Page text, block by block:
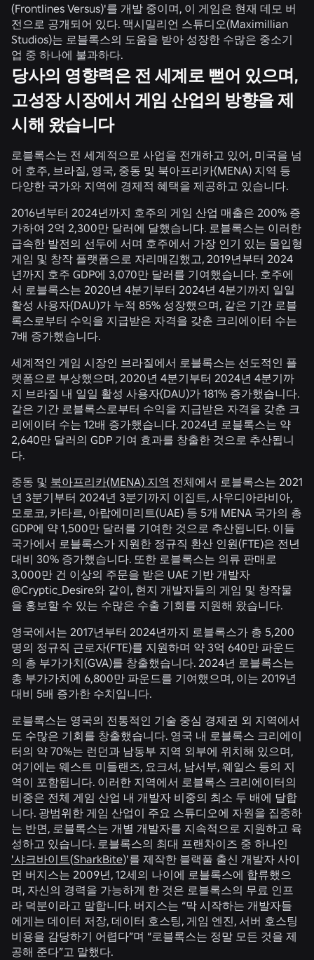
(Frontlines Versus)'를 개발 중이며, 이 게임은 현재 데모 버
전으로 공개되어 있다. 맥시밀리언 스튜디오(Maximillian
Studios)는 로블록스의 도움을 받아 성장한 수많은 중소기
업 중 하나에 불과하다.
당사의 영향력은 전 세계로 뻗어 있으며,
고성장 시장에서 게임 산업의 방향을 제
시해 왔습니다
로블록스는 전 세계적으로 사업을 전개하고 있어, 미국을 넘
어 호주, 브라질, 영국, 중동 및 북아프리카(MENA) 지역 등
다양한 국가와 지역에 경제적 혜택을 제공하고 있습니다.
2016년부터 2024년까지 호주의 게임 산업 매출은 200% 증
가하여 2억 2,300만 달러에 달했습니다. 로블록스는 이러한
급속한 발전의 선두에 서며 호주에서 가장 인기 있는 몰입형
게임 및 창작 플랫폼으로 자리매김했고, 2019년부터 2024
년까지 호주 GDP에 3,070만 달러를 기여했습니다. 호주에
서 로블록스는 2020년 4분기부터 2024년 4분기까지 일일
활성 사용자(DAU)가 누적 85% 성장했으며, 같은 기간 로블
록스로부터 수익을 지급받은 자격을 갖춘 크리에이터 수는
7배 증가했습니다.
세계적인 게임 시장인 브라질에서 로블록스는 선도적인 플
랫폼으로 부상했으며, 2020년 4분기부터 2024년 4분기까
지 브라질 내 일일 활성 사용자(DAU)가 181% 증가했습니다.
같은 기간 로블록스로부터 수익을 지급받은 자격을 갖춘 크
리에이터 수는 12배 증가했습니다. 2024년 로블록스는 약
2,640만 달러의 GDP 기여 효과를 창출한 것으로 추산됩니
다.
중동 및 북아프리카(MENA) 지역 전체에서 로블록스는 2021
년 3분기부터 2024년 3분기까지 이집트, 사우디아라비아,
모로코, 카타르, 아랍에미리트(UAE) 등 5개 MENA 국가의 총
GDP에 약 1,500만 달러를 기여한 것으로 추산됩니다. 이들
국가에서 로블록스가 지원한 정규직 환산 인원(FTE)은 전년
대비 30% 증가했습니다. 또한 로블록스는 의류 판매로
3,000만 건 이상의 주문을 받은 UAE 기반 개발자
@Cryptic_Desire와 같이, 현지 개발자들의 게임 및 창작물
을 홍보할 수 있는 수많은 수출 기회를 지원해 왔습니다.
영국에서는 2017년부터 2024년까지 로블록스가 총 5,200
명의 정규직 근로자(FTE)를 지원하며 약 3억 640만 파운드
의 총 부가가치(GVA)를 창출했습니다. 2024년 로블록스는
총 부가가치에 6,800만 파운드를 기여했으며, 이는 2019년
대비 5배 증가한 수치입니다.
로블록스는 영국의 전통적인 기술 중심 경제권 외 지역에서
도 수많은 기회를 창출했습니다. 영국 내 로블록스 크리에이
터의 약 70%는 런던과 남동부 지역 외부에 위치해 있으며,
여기에는 웨스트 미들랜즈, 요크셔, 남서부, 웨일스 등의 지
역이 포함됩니다. 이러한 지역에서 로블록스 크리에이터의
비중은 전체 게임 산업 내 개발자 비중의 최소 두 배에 달합
니다. 광범위한 게임 산업이 주요 스튜디오에 자원을 집중하
는 반면, 로블록스는 개별 개발자를 지속적으로 지원하고 육
성하고 있습니다. 로블록스의 최대 프랜차이즈 중 하나인
'샤크바이트(SharkBite)'를 제작한 블랙풀 출신 개발자 사이
먼 버지스는 2009년, 12세의 나이에 로블록스에 합류했으
며, 자신의 경력을 가능하게 한 것은 로블록스의 무료 인프
라 덕분이라고 말합니다. 버지스는 “막 시작하는 개발자들
에게는 데이터 저장, 데이터 호스팅, 게임 엔진, 서버 호스팅
비용을 감당하기 어렵다”며 “로블록스는 정말 모든 것을 제
공해 준다”고 말했다.